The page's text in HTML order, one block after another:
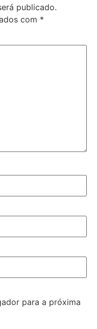
publicado.
com *
para a próxima